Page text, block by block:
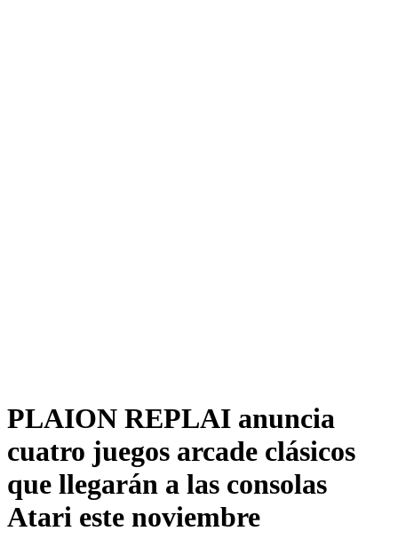
PLAION REPLAI anuncia
cuatro juegos arcade clásicos
que llegarán a las consolas
Atari este noviembre